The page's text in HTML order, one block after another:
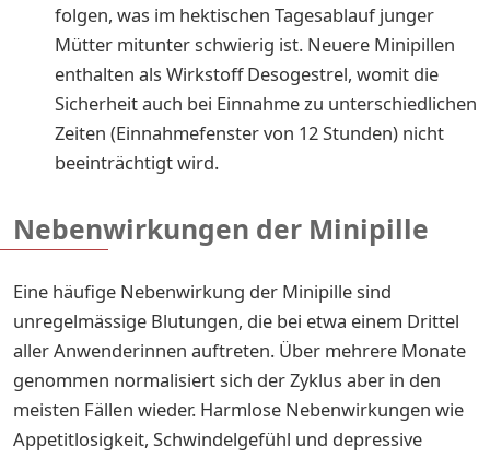
folgen, was im hektischen Tagesablauf junger
Mütter mitunter schwierig ist. Neuere Minipillen
enthalten als Wirkstoff Desogestrel, womit die
Sicherheit auch bei Einnahme zu unterschiedlichen
Zeiten (Einnahmefenster von 12 Stunden) nicht
beeinträchtigt wird.
Nebenwirkungen der Minipille
Eine häufige Nebenwirkung der Minipille sind
unregelmässige Blutungen, die bei etwa einem Drittel
aller Anwenderinnen auftreten. Über mehrere Monate
genommen normalisiert sich der Zyklus aber in den
meisten Fällen wieder. Harmlose Nebenwirkungen wie
Appetitlosigkeit, Schwindelgefühl und depressive